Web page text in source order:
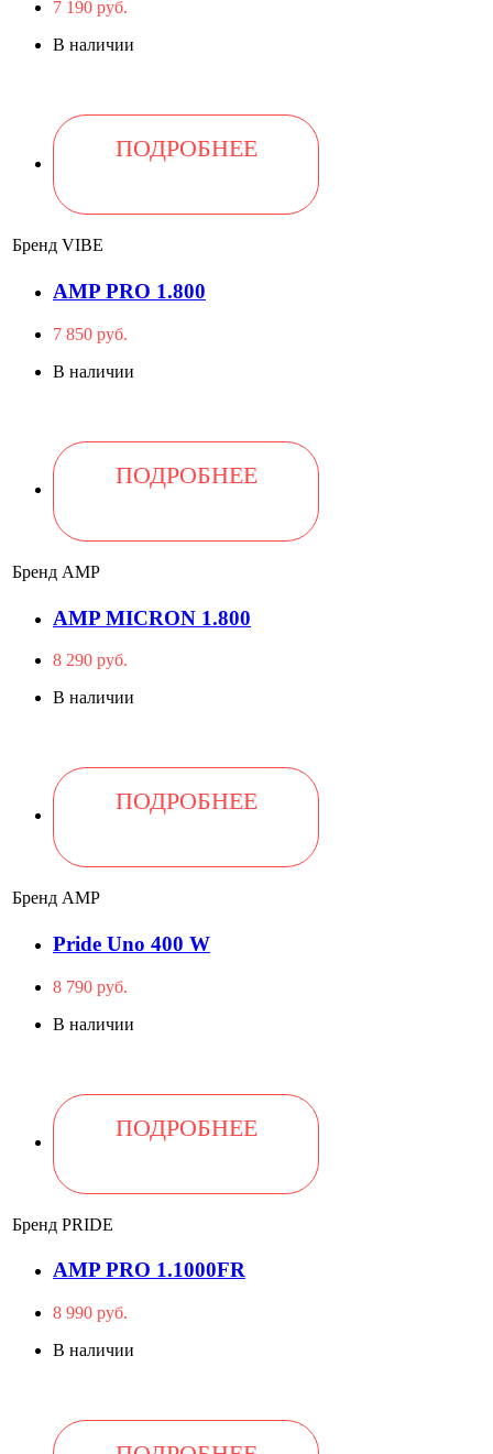
7 190 руб.
В наличии
ПОДРОБНЕЕ
Бренд VIBE
AMP PRO 1.800
7 850 руб.
В наличии
ПОДРОБНЕЕ
Бренд AMP
AMP MICRON 1.800
8 290 руб.
В наличии
ПОДРОБНЕЕ
Бренд AMP
Pride Uno 400 W
8 790 руб.
В наличии
ПОДРОБНЕЕ
Бренд PRIDE
AMP PRO 1.1000FR
8 990 руб.
В наличии